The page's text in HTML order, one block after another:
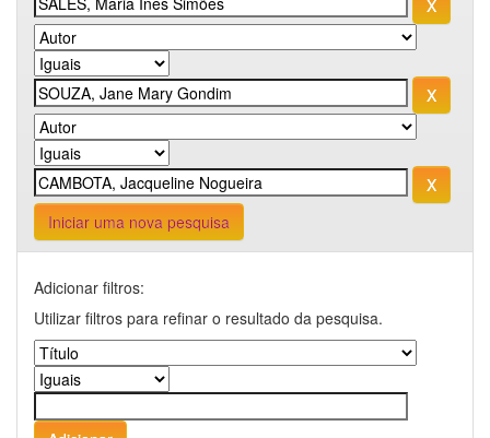
Iniciar uma nova pesquisa
Adicionar filtros:
Utilizar filtros para refinar o resultado da pesquisa.